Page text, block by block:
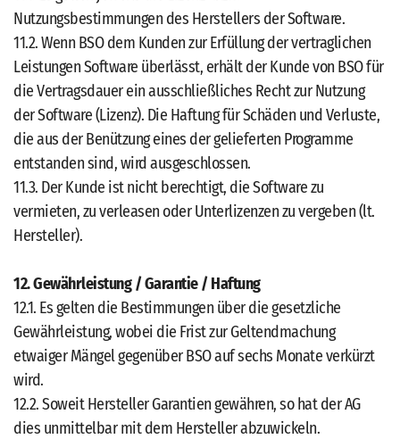
Nutzungsbestimmungen des Herstellers der Software.
11.2. Wenn BSO dem Kunden zur Erfüllung der vertraglichen
Leistungen Software überlässt, erhält der Kunde von BSO für
die Vertragsdauer ein ausschließliches Recht zur Nutzung
der Software (Lizenz). Die Haftung für Schäden und Verluste,
die aus der Benützung eines der gelieferten Programme
entstanden sind, wird ausgeschlossen.
11.3. Der Kunde ist nicht berechtigt, die Software zu
vermieten, zu verleasen oder Unterlizenzen zu vergeben (lt.
Hersteller).
12. Gewährleistung / Garantie / Haftung
12.1. Es gelten die Bestimmungen über die gesetzliche
Gewährleistung, wobei die Frist zur Geltendmachung
etwaiger Mängel gegenüber BSO auf sechs Monate verkürzt
wird.
12.2. Soweit Hersteller Garantien gewähren, so hat der AG
dies unmittelbar mit dem Hersteller abzuwickeln.